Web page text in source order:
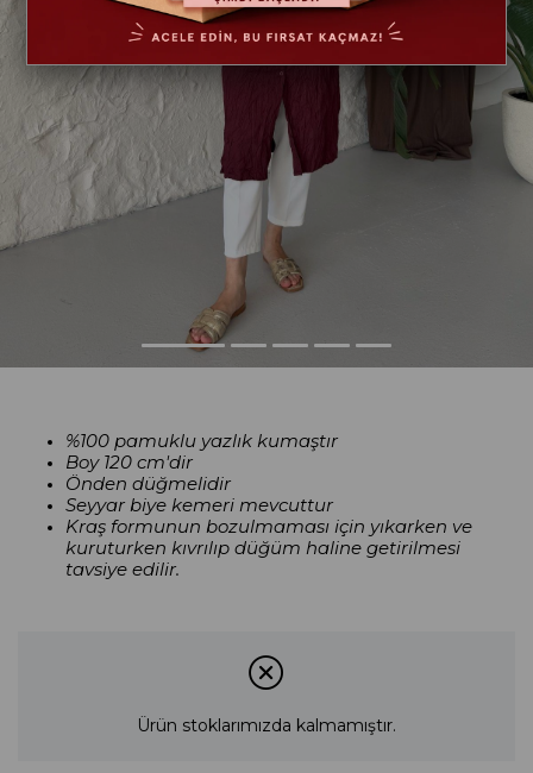
%100 pamuklu yazlık kumaştır
Boy 120 cm'dir
Önden düğmelidir
Seyyar biye kemeri mevcuttur
Kraş formunun bozulmaması için yıkarken ve
kuruturken kıvrılıp düğüm haline getirilmesi
tavsiye edilir.
Ürün stoklarımızda kalmamıştır.